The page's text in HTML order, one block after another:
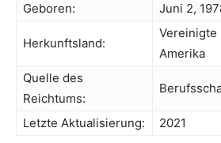
Geboren:
Juni 2,
Herkunftsland:
Vereinigte
Amerika
Quelle des
Reichtums:
Letzte Aktualisierung: 2021